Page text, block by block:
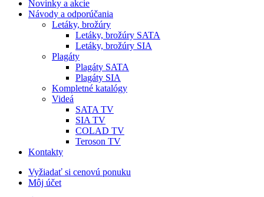
Novinky a akcie
Návody a odporúčania
Letáky, brožúry
Letáky, brožúry SATA
Letáky, brožúry SIA
Plagáty
Plagáty SATA
Plagáty SIA
Kompletné katalógy
Videá
SATA TV
SIA TV
COLAD TV
Teroson TV
Kontakty
Vyžiadať si cenovú ponuku
Môj účet